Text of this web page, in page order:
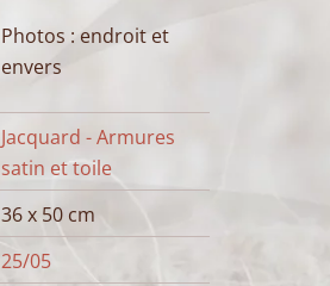
Photos : endroit et
envers
Jacquard - Armures
satin et toile
36 x 50 cm
25/05